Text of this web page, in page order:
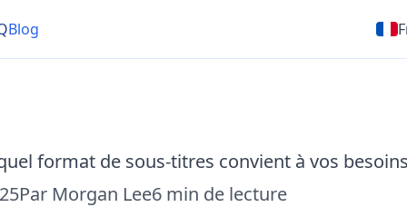
Blog
quel format de sous-titres convient à vos
Par Morgan Lee6 min de lecture